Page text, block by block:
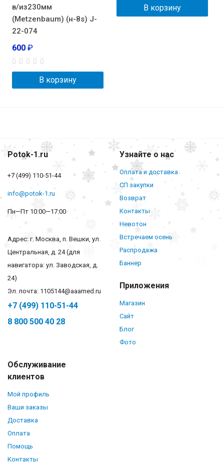
в/из230мм
(Metzenbaum) (н-8s) J-
22-074
600 ₽
В корзину
В корзину
Potok-1.ru
+7 (499) 110-51-44
info@potok-1.ru
Пн—Пт 10:00—17:00
Адрес: г. Москва, п. Вешки, ул.
Центральная, д. 24 (для
навигатора: ул. Заводская, д.
24)
Эл. почта: 1105144@aaamed.ru
+7 (499) 110-51-44
8 800 500 40 28
Узнайте о нас
Оплата и доставка
СП закупки
Возврат
Контакты
Невотон
Встречаем осень
Распродажа
Баннер
Приложения
Магазин
Сайт
Блог
Фото
Обслуживание
клиентов
Мой профиль
Ваши заказы
Доставка
Оплата
Помощь
Контакты